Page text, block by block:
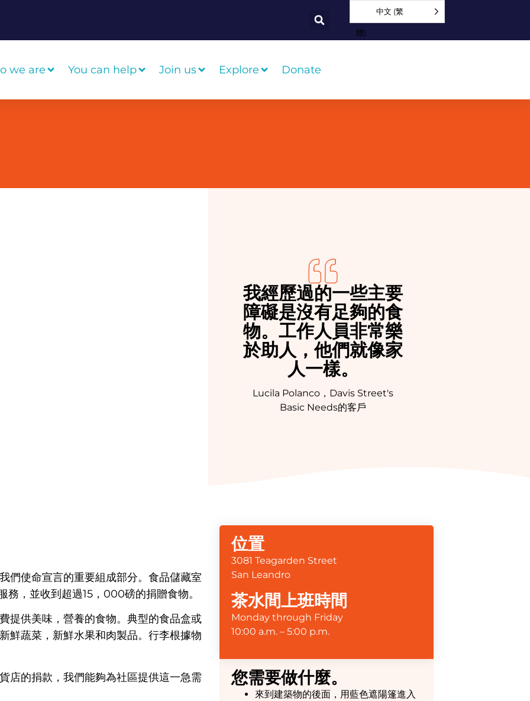
中文 (繁
體)
we are You can help Join us Explore Donate
我經歷過的一些主要
障礙是沒有足夠的食
物。工作人員非常樂
於助人，他們就像家
人一樣。
Lucila Polanco，Davis Street's
Basic Needs的客戶
們使命宣言的重要組成部分。食品儲藏室
，並收到超過15，000磅的捐贈食物。
提供美味，營養的食物。典型的食品盒或
鮮蔬菜，新鮮水果和肉製品。行李根據物
店的捐款，我們能夠為社區提供這一急需
位置
3081 Teagarden Street
San Leandro
茶水間上班時間
Monday through Friday
10:00 a.m. – 5:00 p.m.
您需要做什麼。
來到建築物的後面，用藍色遮陽篷進入